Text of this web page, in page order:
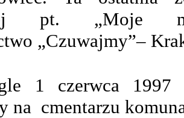
pt. „Moje
„Czuwajmy”–
1 czerwca
na cmentarzu